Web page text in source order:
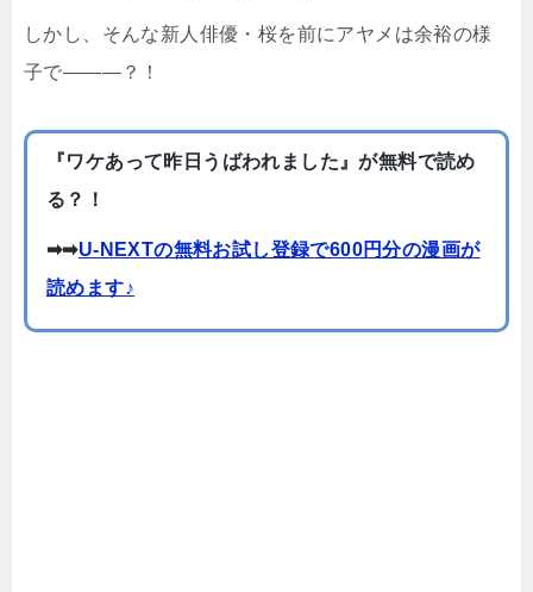
しかし、そんな新人俳優・桜を前にアヤメは余裕の様
子で―――？！
『ワケあって昨日うばわれました』が無料で読め
る？！
➡➡U-NEXTの無料お試し登録で600円分の漫画が
読めます♪